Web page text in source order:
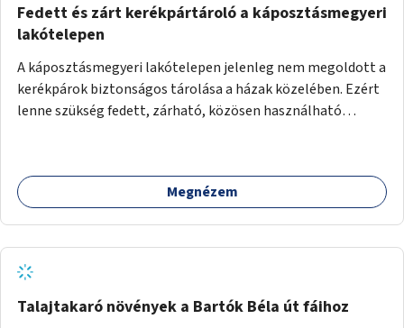
Fedett és zárt kerékpártároló a káposztásmegyeri
lakótelepen
A káposztásmegyeri lakótelepen jelenleg nem megoldott a
kerékpárok biztonságos tárolása a házak közelében. Ezért
lenne szükség fedett, zárható, közösen használható
Megnézem
Talajtakaró növények a Bartók Béla út fáihoz